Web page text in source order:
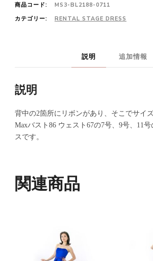
商品コード:
MS3-BL2188-0711
カテゴリー:
RENTAL STAGE DRESS
説明 追加情報
説明
背中の2箇所にリボンがあり、そこでサイ
Maxバスト86 ウェスト67の7号、9号、11
スです。
関連商品